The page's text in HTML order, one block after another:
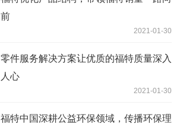
前
2021-01-30
零件服务解决方案让优质的福特质量深入
人心
2021-01-30
福特中国深耕公益环保领域，传播环保理